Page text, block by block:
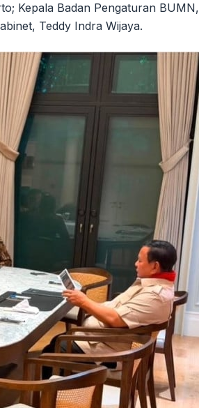
Kepala Badan Pengaturan BUMN,
Teddy Indra Wijaya.